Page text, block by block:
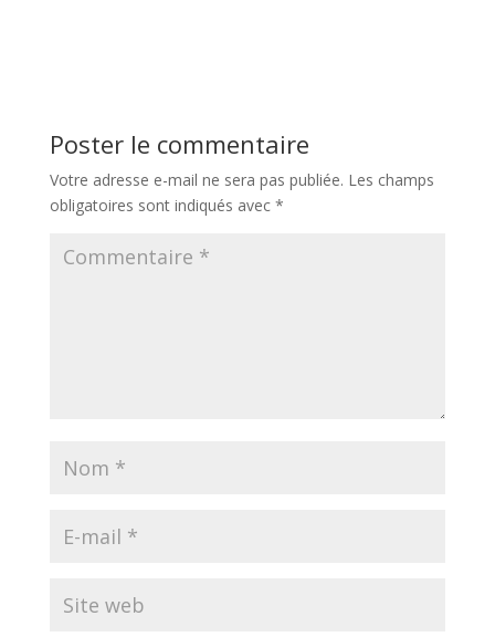
Poster le commentaire
Votre adresse e-mail ne sera pas publiée. Les champs
obligatoires sont indiqués avec *